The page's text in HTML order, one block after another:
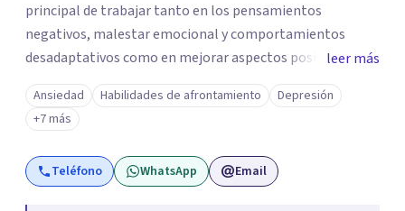
principal de trabajar tanto en los pensamientos
negativos, malestar emocional y comportamientos
desadaptativos como en mejorar aspectos positivos,
habilidades y desarrollo personal. ¡Tus objetivos son los
míos y juntos los alcanzaremos!. Mi objetivo principal es
que consigas el bienestar y equilibrio que buscas, siendo
consciente de que cada persona es diferente y por ello
inicialmente realizaremos una adecuada evaluación para
leer más
Ansiedad Habilidades de afrontamiento
Depresión
+7 más
Teléfono WhatsApp Email